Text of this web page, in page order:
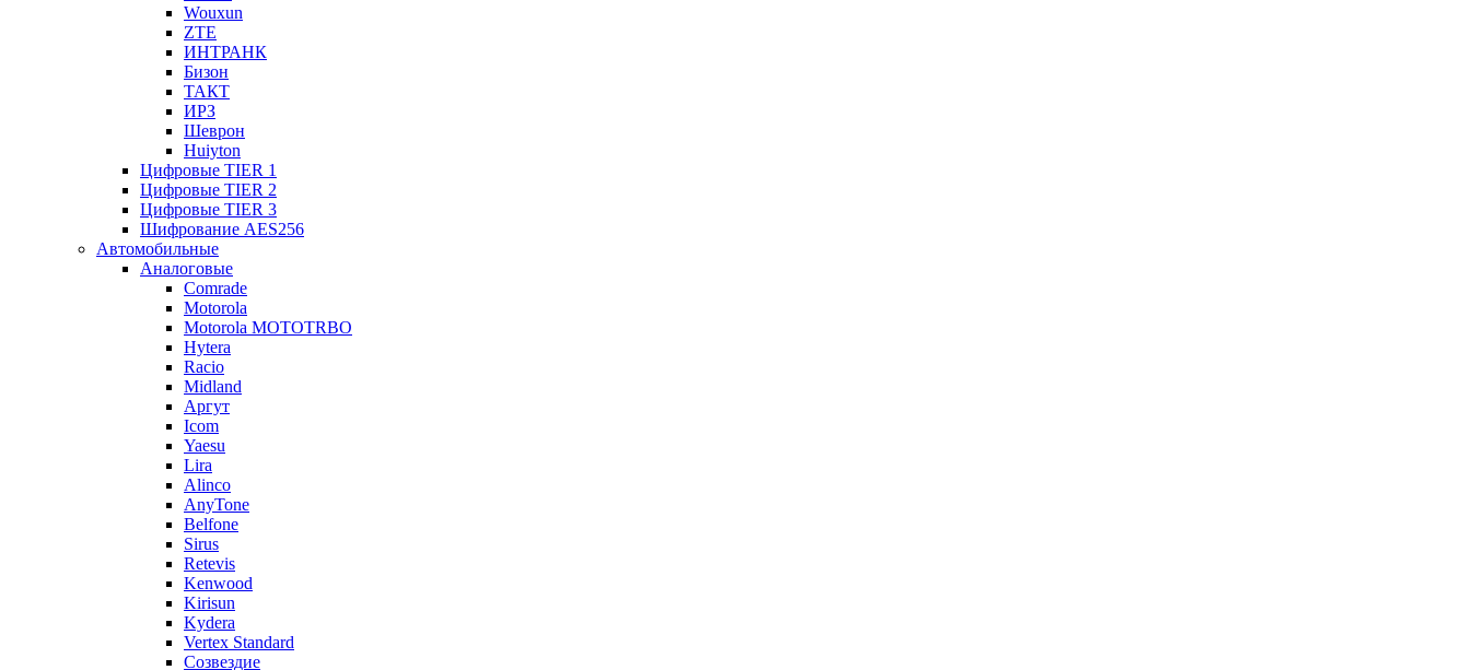
Wouxun
ZTE
ИНТРАНК
Бизон
ТАКТ
ИРЗ
Шеврон
Huiyton
Цифровые TIER 1
Цифровые TIER 2
Цифровые TIER 3
Шифрование AES256
Автомобильные
Аналоговые
Comrade
Motorola
Motorola MOTOTRBO
Hytera
Racio
Midland
Аргут
Icom
Yaesu
Lira
Alinco
AnyTone
Belfone
Sirus
Retevis
Kenwood
Kirisun
Kydera
Vertex Standard
Созвездие